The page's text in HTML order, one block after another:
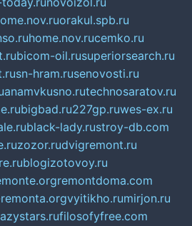
orakul.spb.ru
home.nov.rucemko.ru
bicom-oil.rusuperiorsearch.ru
sn-hram.rusenovosti.ru
anamvkusno.rutechnosaratov.ru
bigbad.ru227gp.ruwes-ex.ru
black-lady.rustroy-db.com
zozor.rudvigremont.ru
blogizotovoy.ru
remontdoma.com
vyitikho.rumirjon.ru
filosofyfree.com